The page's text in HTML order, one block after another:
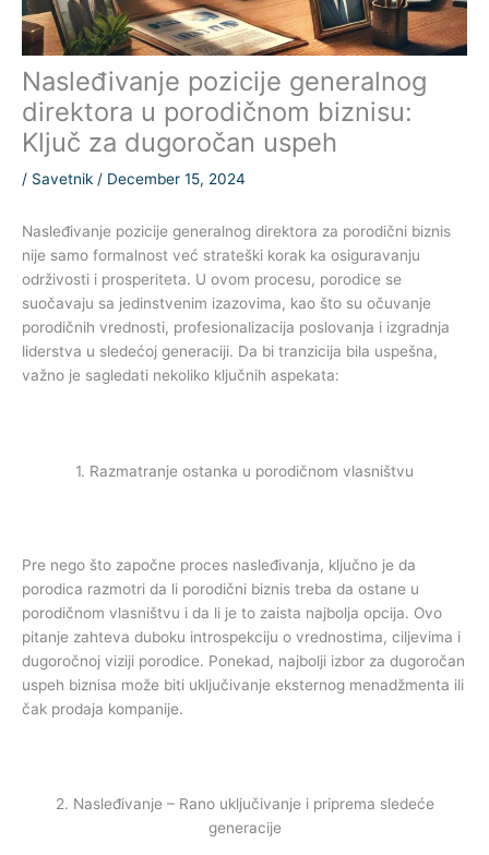
Nasleđivanje pozicije generalnog
direktora u porodičnom biznisu:
Ključ za dugoročan uspeh
/ Savetnik / December 15, 2024
Nasleđivanje pozicije generalnog direktora za porodični biznis
nije samo formalnost već strateški korak ka osiguravanju
održivosti i prosperiteta. U ovom procesu, porodice se
suočavaju sa jedinstvenim izazovima, kao što su očuvanje
porodičnih vrednosti, profesionalizacija poslovanja i izgradnja
liderstva u sledećoj generaciji. Da bi tranzicija bila uspešna,
važno je sagledati nekoliko ključnih aspekata:
1. Razmatranje ostanka u porodičnom vlasništvu
Pre nego što započne proces nasleđivanja, ključno je da
porodica razmotri da li porodični biznis treba da ostane u
porodičnom vlasništvu i da li je to zaista najbolja opcija. Ovo
pitanje zahteva duboku introspekciju o vrednostima, ciljevima i
dugoročnoj viziji porodice. Ponekad, najbolji izbor za dugoročan
uspeh biznisa može biti uključivanje eksternog menadžmenta ili
čak prodaja kompanije.
2. Nasleđivanje – Rano uključivanje i priprema sledeće
generacije